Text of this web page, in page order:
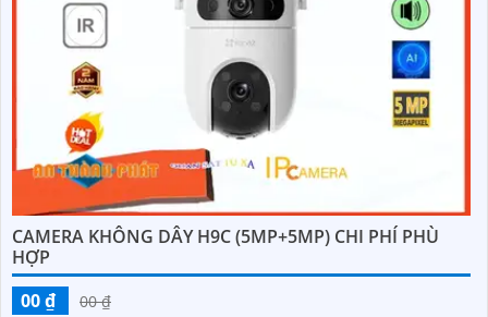
CAMERA KHÔNG DÂY H9C (5MP+5MP) CHI PHÍ PHÙ
HỢP
00 ₫
00 ₫